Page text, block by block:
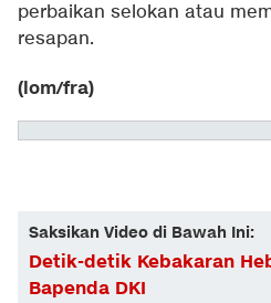
perbaikan selokan atau
resapan.
(lom/fra)
Saksikan Video di Bawah Ini:
Detik-detik Kebakaran
Bapenda DKI